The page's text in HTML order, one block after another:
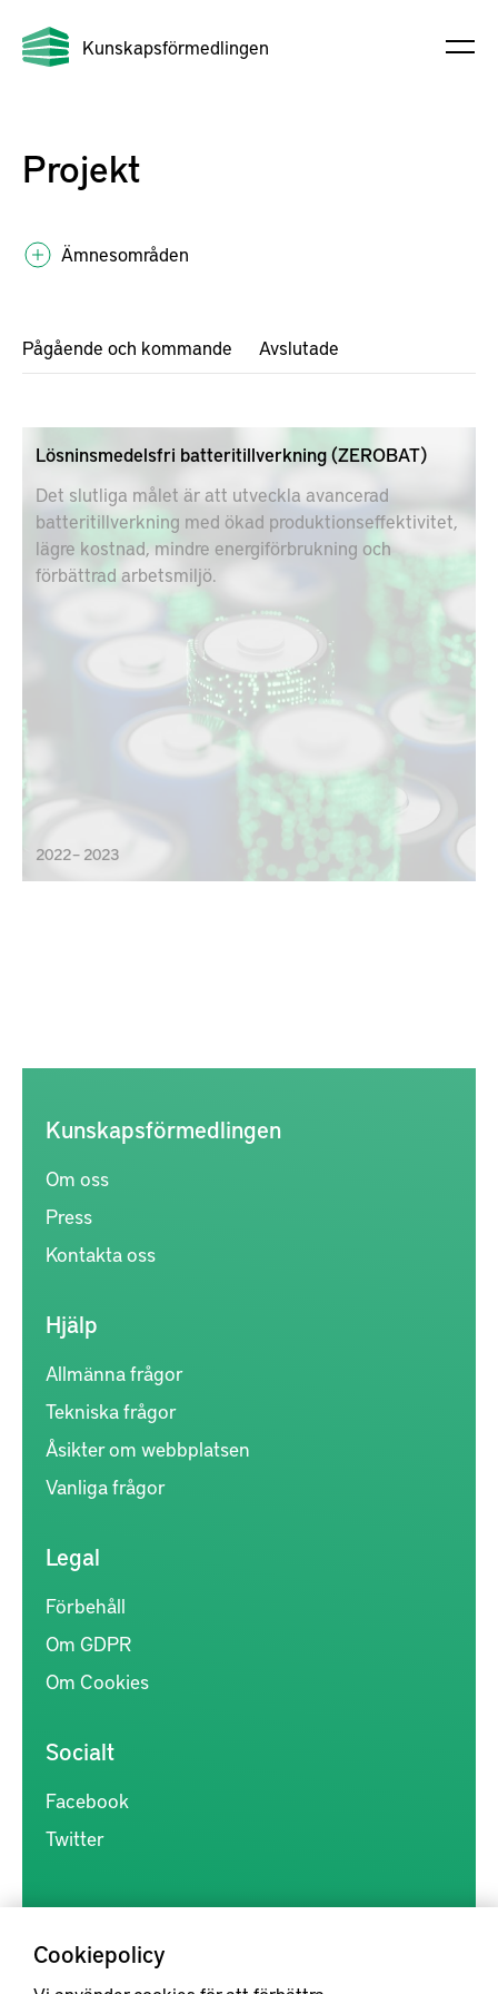
Kunskapsförmedlingen
Projekt
Ämnesområden
Pågående och kommande Avslutade
Lösninsmedelsfri batteritillverkning (ZEROBAT)
Det slutliga målet är att utveckla avancerad
batteritillverkning med ökad produktionseffektivitet,
lägre kostnad, mindre energiförbrukning och
förbättrad arbetsmiljö.
2022 – 2023
Cookiepolicy
Kunskapsförmedlingen
Om oss
Press
Kontakta oss
Hjälp
Allmänna frågor
Tekniska frågor
Åsikter om webbplatsen
Vanliga frågor
Legal
Förbehåll
Om GDPR
Om Cookies
Socialt
Facebook
Twitter